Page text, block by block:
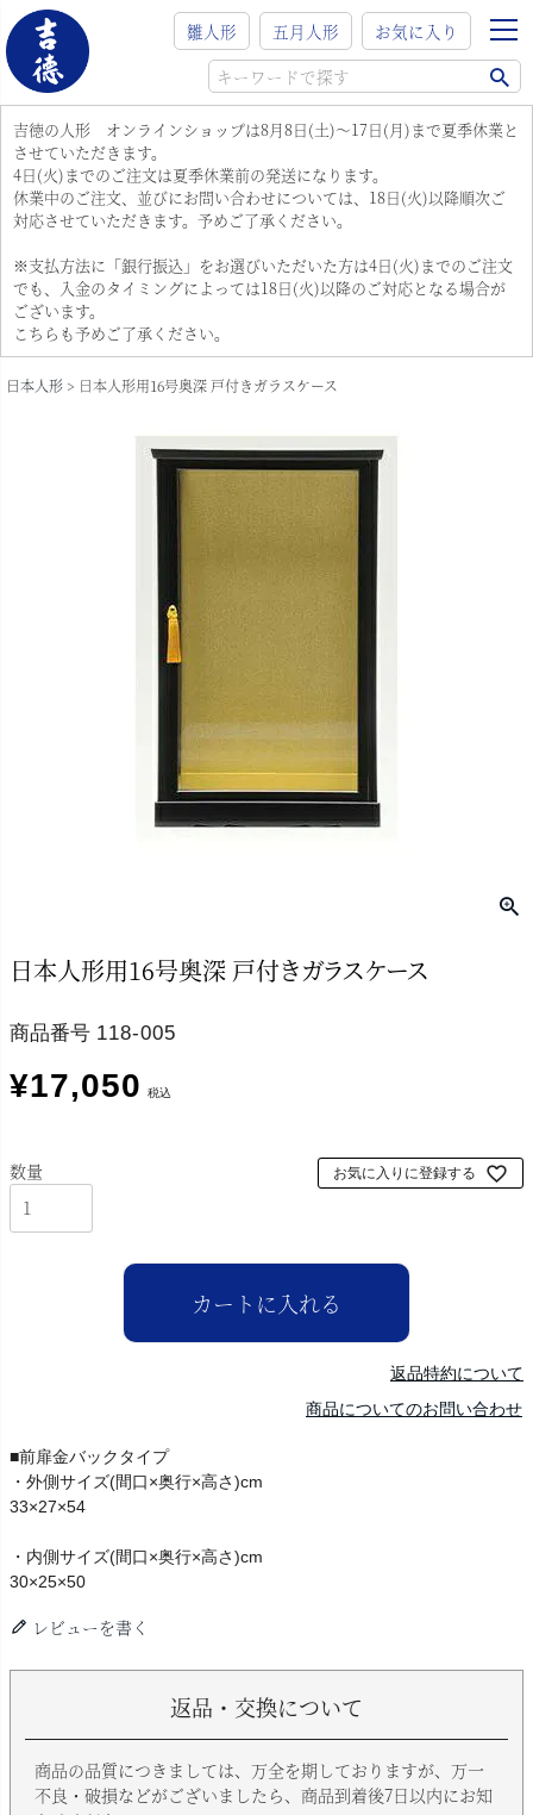
雛人形 五月人形 お気に入り
吉徳の人形 オンラインショップは8月8日(土)～17日(月)まで夏季休業と
させていただきます。
4日(火)までのご注文は夏季休業前の発送になります。
休業中のご注文、並びにお問い合わせについては、18日(火)以降順次ご
対応させていただきます。予めご了承ください。
※支払方法に「銀行振込」をお選びいただいた方は4日(火)までのご注文
でも、入金のタイミングによっては18日(火)以降のご対応となる場合が
ございます。
こちらも予めご了承ください。
日本人形 日本人形用16号奥深 戸付きガラスケース
日本人形用16号奥深 戸付きガラスケース
商品番号 118-005
¥17,050 税込
お気に入りに登録する
カートに入れる
返品特約について
商品についてのお問い合わせ
■前扉金バックタイプ
・外側サイズ(間口×奥行×高さ)cm
33×27×54
・内側サイズ(間口×奥行×高さ)cm
30×25×50
レビューを書く
返品・交換について
商品の品質につきましては、万全を期しておりますが、万一
不良・破損などがございましたら、商品到着後7日以内にお知